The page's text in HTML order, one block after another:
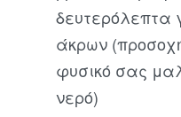
δευτερόλεπτα
άκρων
φυσικό σας
νερό)